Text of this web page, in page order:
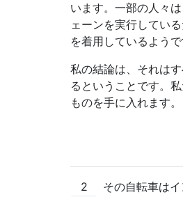
います。一部の人々
ェーンを実行してい
を着用しているようで
私の結論は、それは
るということです。
ものを手に入れます。
2
その自転車は